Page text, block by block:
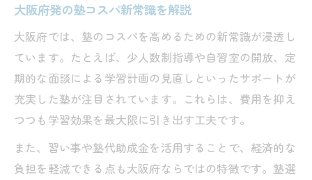
大阪府発の塾コスパ新常識を解説
大阪府では、塾のコスパを高めるための新常識が浸透し
ています。たとえば、少人数制指導や自習室の開放、定
期的な面談による学習計画の見直しといったサポートが
充実した塾が注目されています。これらは、費用を抑え
つつも学習効果を最大限に引き出す工夫です。
また、習い事や塾代助成金を活用することで、経済的な
負担を軽減できる点も大阪府ならではの特徴です。塾選